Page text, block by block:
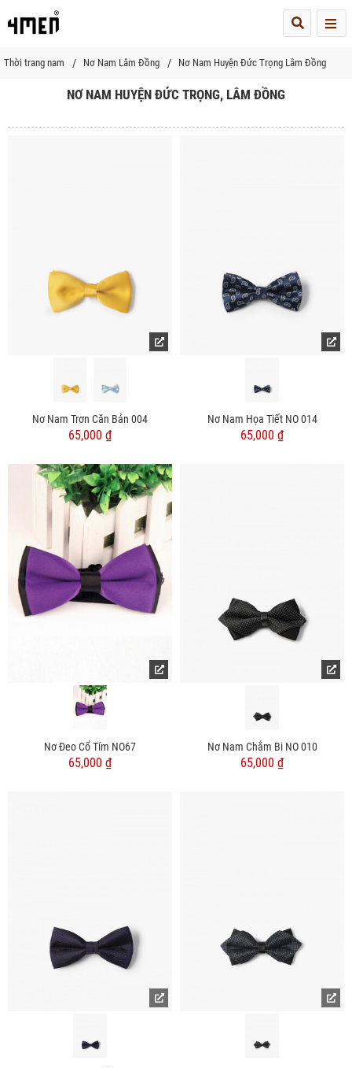
Thời trang nam Nơ Nam Lâm Đồng Nơ Nam Huyện Đức Trọng Lâm Đồng
NƠ NAM HUYỆN ĐỨC TRỌNG, LÂM ĐỒNG
Nơ Nam Trơn Căn Bản 004
65,000 ₫
Nơ Nam Họa Tiết NO 014
65,000 ₫
Nơ Đeo Cổ Tím NO67
65,000 ₫
Nơ Nam Chắm Bi NO 010
65,000 ₫